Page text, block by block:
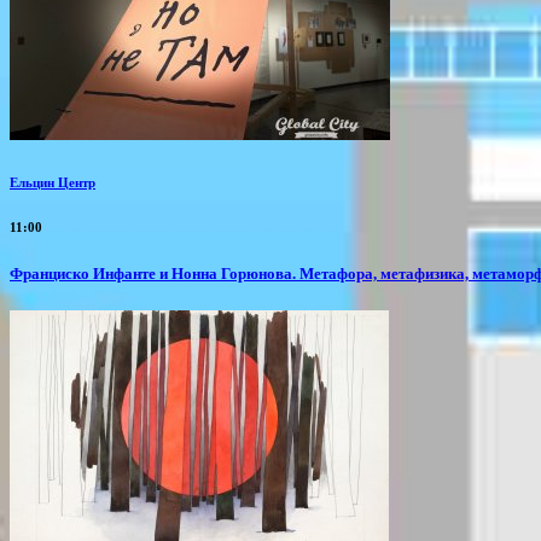
Ельцин Центр
11:00
Франциско Инфанте и Нонна Горюнова. Метафора, метафизика,